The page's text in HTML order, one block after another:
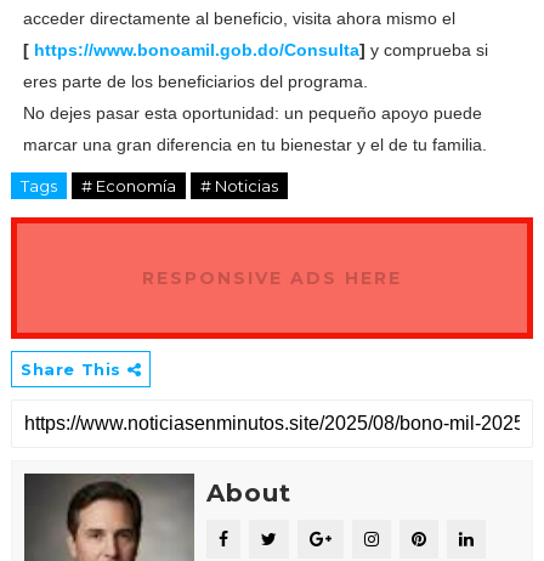
acceder directamente al beneficio, visita ahora mismo el
[ https://www.bonoamil.gob.do/Consulta] y comprueba si
eres parte de los beneficiarios del programa.
No dejes pasar esta oportunidad: un pequeño apoyo puede
marcar una gran diferencia en tu bienestar y el de tu familia.
Tags # Economía # Noticias
RESPONSIVE ADS HERE
Share This
About